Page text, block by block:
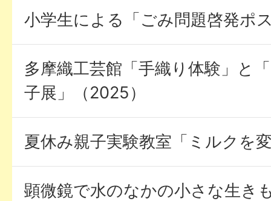
小学生による「ごみ問題啓発ポ
多摩織工芸館「手織り体験」と
子展」（2025）
夏休み親子実験教室「ミルクを
顕微鏡で水のなかの小さな生き